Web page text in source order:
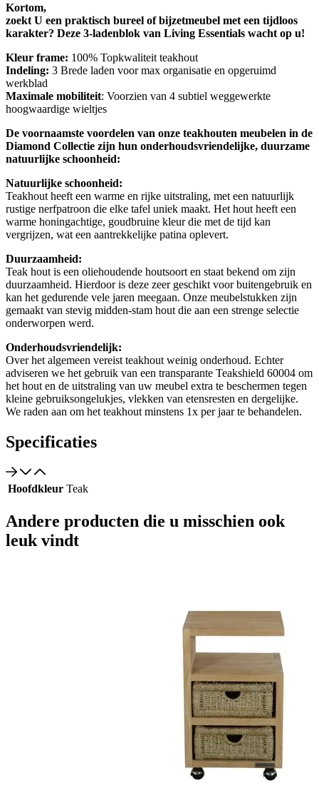
Kortom,
zoekt U een praktisch bureel of bijzetmeubel met een tijdloos
karakter? Deze 3-ladenblok van Living Essentials wacht op u!
Kleur frame: 100% Topkwaliteit teakhout
Indeling: 3 Brede laden voor max organisatie en opgeruimd
werkblad
Maximale mobiliteit: Voorzien van 4 subtiel weggewerkte
hoogwaardige wieltjes
De voornaamste voordelen van onze teakhouten meubelen in de
Diamond Collectie zijn hun onderhoudsvriendelijke, duurzame
natuurlijke schoonheid:
Natuurlijke schoonheid:
Teakhout heeft een warme en rijke uitstraling, met een natuurlijk
rustige nerfpatroon die elke tafel uniek maakt. Het hout heeft een
warme honingachtige, goudbruine kleur die met de tijd kan
vergrijzen, wat een aantrekkelijke patina oplevert.
Duurzaamheid:
Teak hout is een oliehoudende houtsoort en staat bekend om zijn
duurzaamheid. Hierdoor is deze zeer geschikt voor buitengebruik en
kan het gedurende vele jaren meegaan. Onze meubelstukken zijn
gemaakt van stevig midden-stam hout die aan een strenge selectie
onderworpen werd.
Onderhoudsvriendelijk:
Over het algemeen vereist teakhout weinig onderhoud. Echter
adviseren we het gebruik van een transparante Teakshield 60004 om
het hout en de uitstraling van uw meubel extra te beschermen tegen
kleine gebruiksongelukjes, vlekken van etensresten en dergelijke.
We raden aan om het teakhout minstens 1x per jaar te behandelen.
Specificaties
Hoofdkleur Teak
Andere producten die u misschien ook
leuk vindt